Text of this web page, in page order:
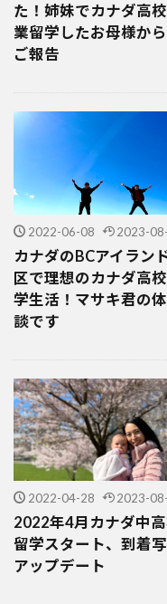
た！姉妹でカナダ高
業留学したお母様か
ご報告
2022-06-08 2023-
カナダのBCアイラン
区で理想のカナダ高
学生活！マサキ君の
談です
2022-04-28 2023-
2022年4月カナダ中
留学スタート、到着
アップデート